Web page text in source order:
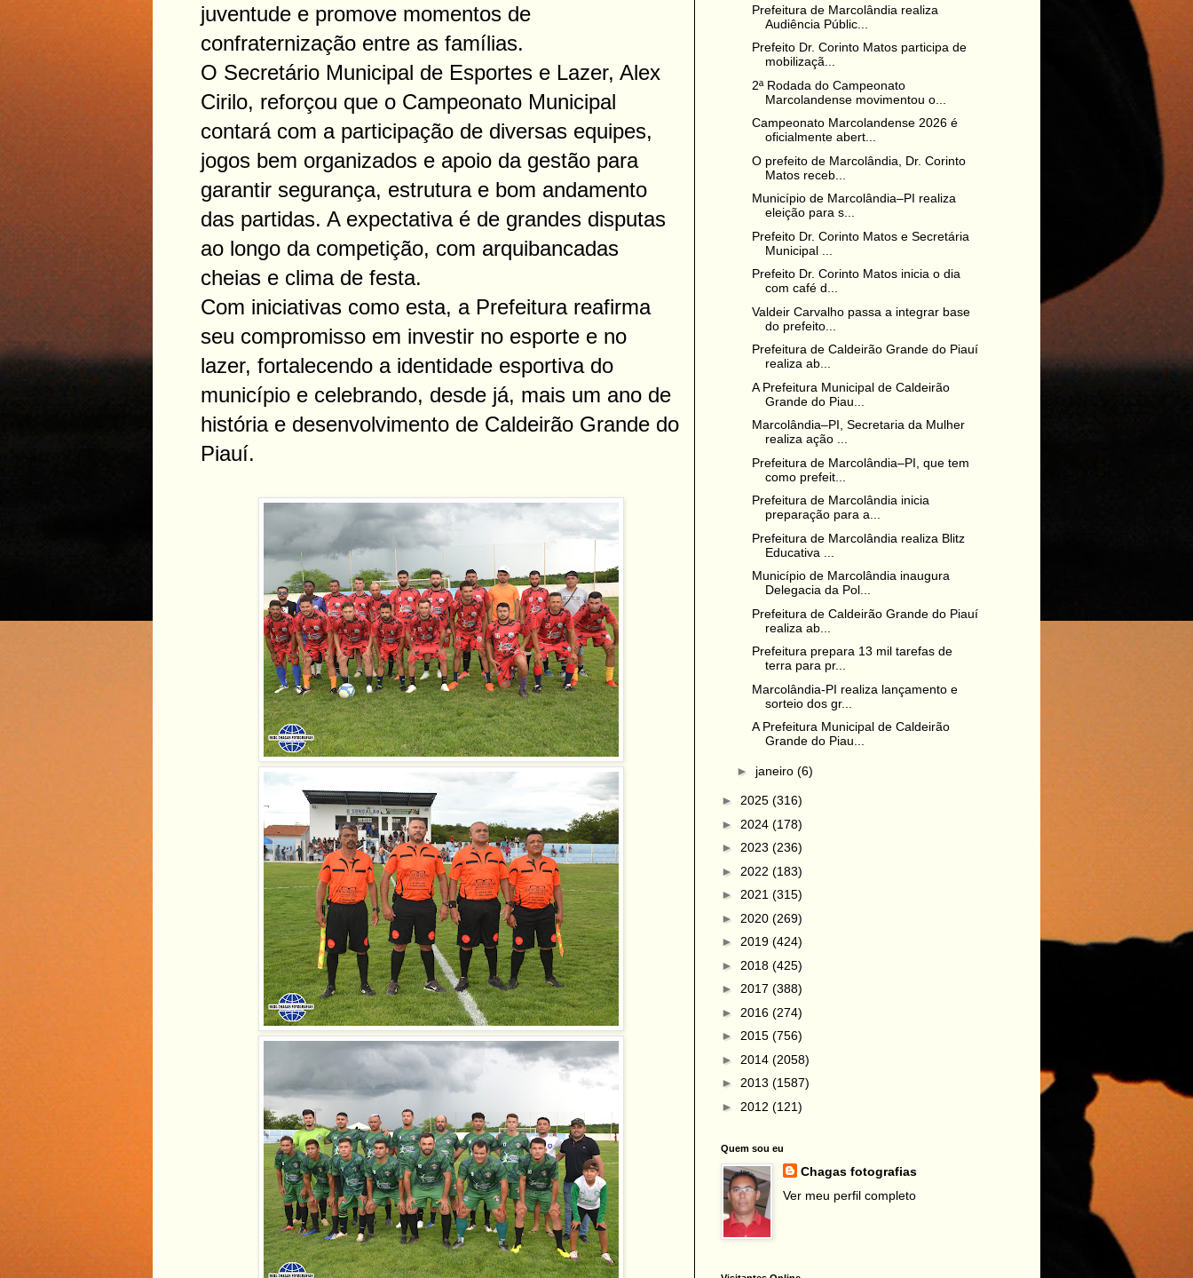
juventude e promove momentos de
confraternização entre as famílias.
O Secretário Municipal de Esportes e Lazer, Alex
Cirilo, reforçou que o Campeonato Municipal
contará com a participação de diversas equipes,
jogos bem organizados e apoio da gestão para
garantir segurança, estrutura e bom andamento
das partidas. A expectativa é de grandes disputas
ao longo da competição, com arquibancadas
cheias e clima de festa.
Com iniciativas como esta, a Prefeitura reafirma
seu compromisso em investir no esporte e no
lazer, fortalecendo a identidade esportiva do
município e celebrando, desde já, mais um ano de
história e desenvolvimento de Caldeirão Grande do
Piauí.
Prefeitura de Marcolândia realiza
Audiência Públic...
Prefeito Dr. Corinto Matos participa de
mobilizaçã...
2ª Rodada do Campeonato
Marcolandense movimentou o...
Campeonato Marcolandense 2026 é
oficialmente abert...
O prefeito de Marcolândia, Dr. Corinto
Matos receb...
Município de Marcolândia–PI realiza
eleição para s...
Prefeito Dr. Corinto Matos e Secretária
Municipal ...
Prefeito Dr. Corinto Matos inicia o dia
com café d...
Valdeir Carvalho passa a integrar base
do prefeito...
Prefeitura de Caldeirão Grande do Piauí
realiza ab...
A Prefeitura Municipal de Caldeirão
Grande do Piau...
Marcolândia–PI, Secretaria da Mulher
realiza ação ...
Prefeitura de Marcolândia–PI, que tem
como prefeit...
Prefeitura de Marcolândia inicia
preparação para a...
Prefeitura de Marcolândia realiza Blitz
Educativa ...
Município de Marcolândia inaugura
Delegacia da Pol...
Prefeitura de Caldeirão Grande do Piauí
realiza ab...
Prefeitura prepara 13 mil tarefas de
terra para pr...
Marcolândia-PI realiza lançamento e
sorteio dos gr...
A Prefeitura Municipal de Caldeirão
Grande do Piau...
► janeiro (6)
► 2025 (316)
► 2024 (178)
► 2023 (236)
► 2022 (183)
► 2021 (315)
► 2020 (269)
► 2019 (424)
► 2018 (425)
► 2017 (388)
► 2016 (274)
► 2015 (756)
► 2014 (2058)
► 2013 (1587)
► 2012 (121)
Quem sou eu
Chagas fotografias
Ver meu perfil completo